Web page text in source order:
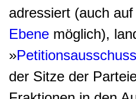
adressiert (auch
Ebene möglich),
»Petitionsausschuss
der Sitze der